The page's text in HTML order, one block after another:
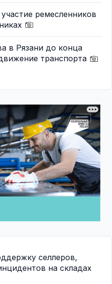
ремесленников
в Рязани до конца
транспорта
селлеров,
на складах